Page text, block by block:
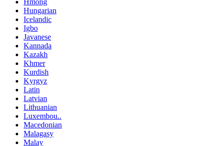
Hungarian
Icelandic
Igbo
Javanese
Kannada
Kazakh
Khmer
Kurdish
Kyrgyz
Latin
Latvian
Lithuanian
Luxembou..
Macedonian
Malagasy
Malay